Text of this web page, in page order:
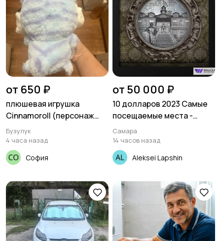
от 650 ₽
плюшевая игрушка
Cinnamoroll (персонаж
Sanrio) в
пастельно‑голубой гамме
с бантиком.
Бузулук
4 часа назад
София
от 50 000 ₽
10 долларов 2023 Самые
посещаемые места -
Стэнли
Самара
14 часов назад
Aleksei Lapshin